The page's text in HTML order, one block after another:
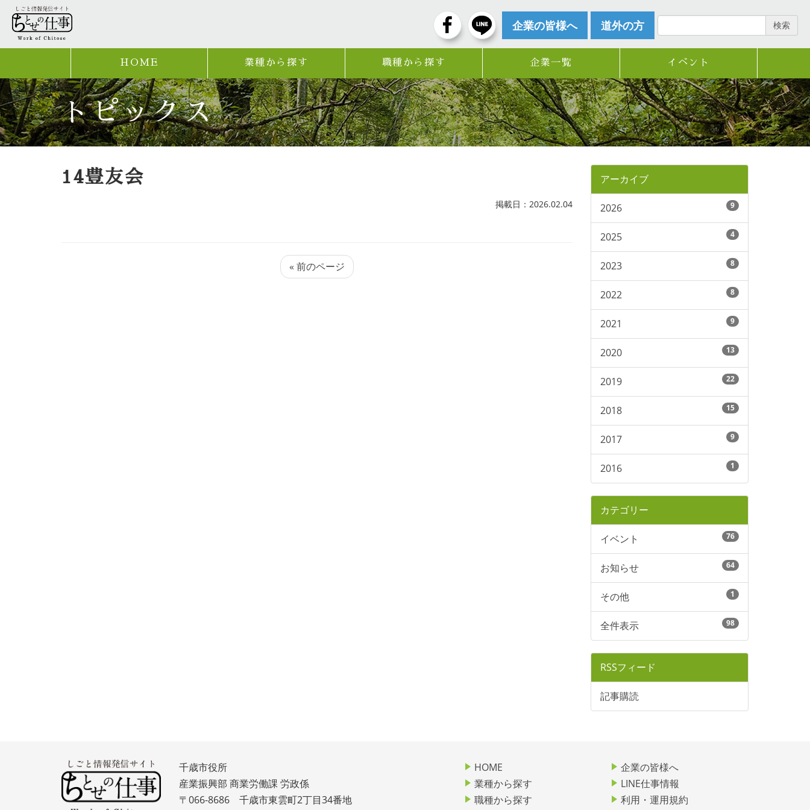
企業の皆様へ 道外の方 検索
HOME 業種から探す 職種から探す 企業一覧 イベント
トピックス
14豊友会
掲載日：2026.02.04
« 前のページ
アーカイブ
2026 9
2025 4
2023 8
2022 8
2021 9
2020 13
2019 22
2018 15
2017 9
2016 1
カテゴリー
イベント 76
お知らせ 64
その他 1
全件表示 98
RSSフィード
記事購読
千歳市役所
産業振興部 商業労働課 労政係
〒066-8686 千歳市東雲町2丁目34番地
HOME
業種から探す
職種から探す
企業の皆様へ
LINE仕事情報
利用・運用規約